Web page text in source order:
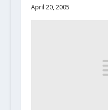
April 20, 2005